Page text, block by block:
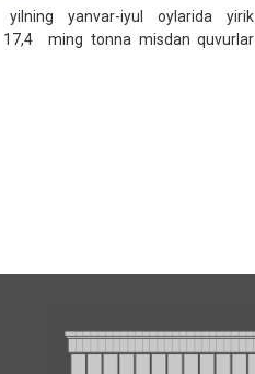
yilning yanvar-iyul oylarida yirik
17,4 ming tonna misdan quvurlar